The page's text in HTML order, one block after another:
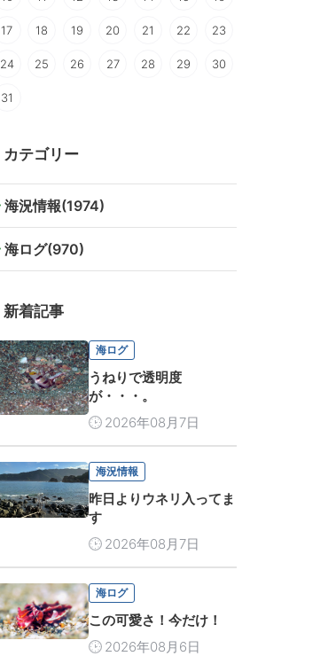
17 18 19 20 21 22 23
24 25 26 27 28 29 30
31
カテゴリー
海況情報(1974)
海ログ(970)
新着記事
海ログ
うねりで透明度
が・・・。
2026年08月7日
海況情報
昨日よりウネリ入ってま
す
2026年08月7日
海ログ
この可愛さ！今だけ！
2026年08月6日